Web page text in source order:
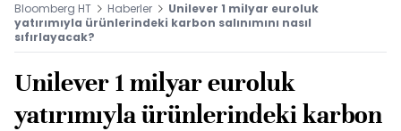
Bloomberg HT Haberler
Unilever 1 milyar euroluk
yatırımıyla ürünlerindeki karbon salınımını nasıl
sıfırlayacak?
Unilever 1 milyar euroluk
yatırımıyla ürünlerindeki karbon